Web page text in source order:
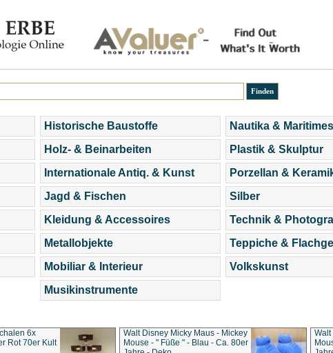
Historische Baustoffe
Holz- & Beinarbeiten
Internationale Antiq. & Kunst
Jagd & Fischen
Kleidung & Accessoires
Metallobjekte
Mobiliar & Interieur
Musikinstrumente
Nautika & Maritimes
Plastik & Skulptur
Porzellan &
Silber
Technik &
Teppiche &
Volkskunst
6x
Rot 70er Kult
Walt Disney Micky Maus - Mickey
Mouse - " Füße " - Blau - Ca. 80er
Walt